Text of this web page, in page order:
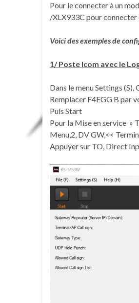
Pour le connecter à un
/XLX933C pour connecter
Voici des exemples de
1/ Poste Icom avec le
Dans le menu Settings
Remplacer F4EGG B par
Puis Start
Pour la Mise en service »
Menu,2, DV GW,<<
Appuyer sur TO, Direct